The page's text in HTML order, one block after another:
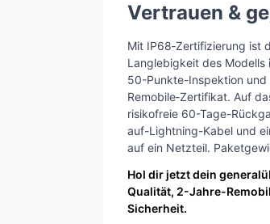
Vertrauen &
Mit IP68‑Zertifizierung ist
Langlebigkeit des
50-Punkte-Inspektion
Remobile‑Zertifikat. Auf
risikofreie 60-Tage-
auf-Lightning-Kabel und
auf ein Netzteil.
Hol dir jetzt dein
Qualität, 2-Jahre-
Sicherheit.